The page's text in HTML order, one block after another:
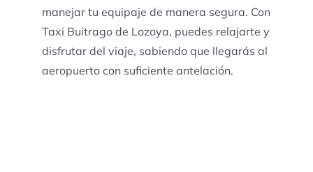
manejar tu equipaje de manera segura. Con
Taxi Buitrago de Lozoya, puedes relajarte y
disfrutar del viaje, sabiendo que llegarás al
aeropuerto con suficiente antelación.